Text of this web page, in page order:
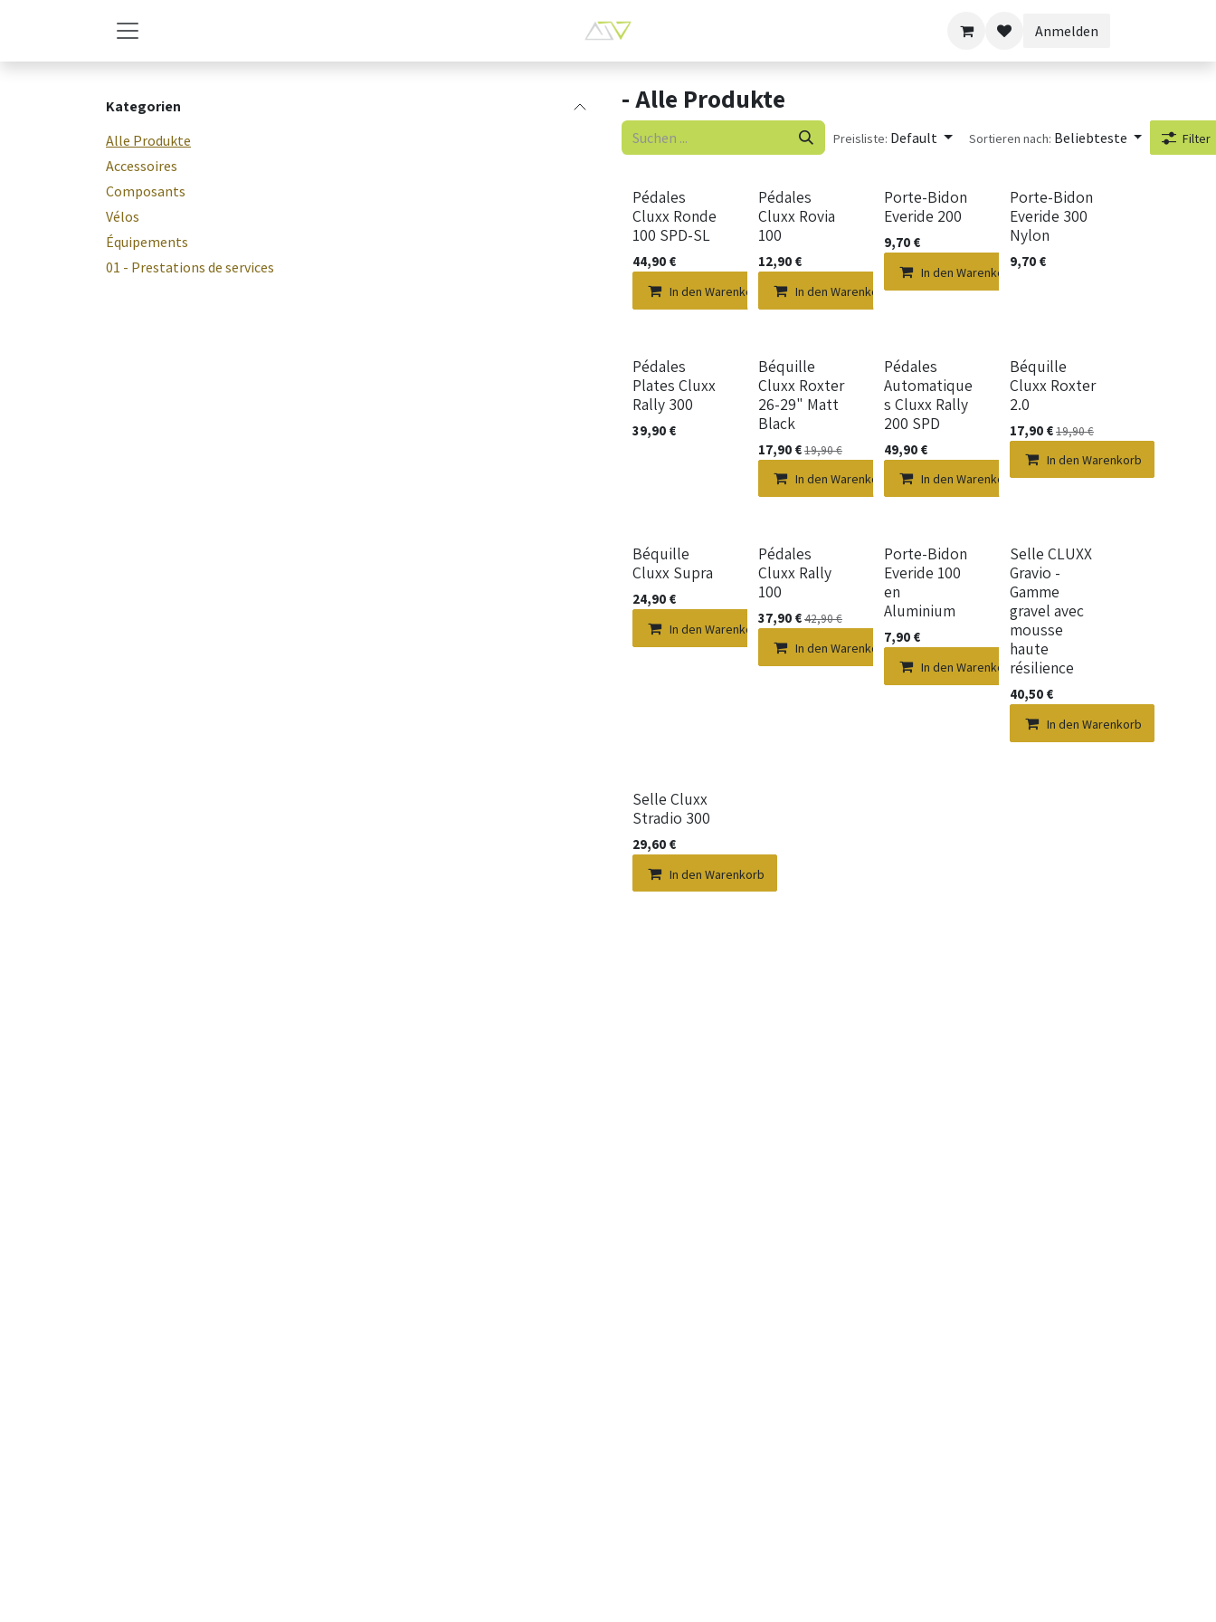
Anmelden
Kategorien
Alle Produkte
Accessoires
Composants
Vélos
Équipements
01 - Prestations de services
- Alle Produkte
Preisliste: Default Sortieren nach: Beliebteste Filter
Pédales
Cluxx Ronde
100 SPD-SL
44,90 €
In den Warenkorb
Pédales
Cluxx Rovia
100
12,90€
In den Warenkorb
Porte-Bidon
Everide 200
9,70€
In den Warenkorb
Porte-Bidon
Everide 300
Nylon
9,70€
Pédales
Plates Cluxx
Rally 300
39,90 €
Béquille
Cluxx Roxter
26-29" Matt
Black
17,90€19,90€
In den Warenkorb
Pédales
Automatique
s Cluxx Rally
200 SPD
49,90€
In den Warenkorb
Béquille
Cluxx Roxter
2.0
17,90€19,90€
In den Warenkorb
Béquille
Cluxx Supra
24,90 €
In den Warenkorb
Pédales
Cluxx Rally
100
37,90€42,90€
In den Warenkorb
Porte-Bidon
Everide 100
en
Aluminium
7,90€
In den Warenkorb
Neu!
Selle CLUXX
Gravio -
Gamme
gravel avec
mousse
haute
résilience
40,50€
In den Warenkorb
Neu!
Selle Cluxx
Stradio 300
29,60 €
In den Warenkorb